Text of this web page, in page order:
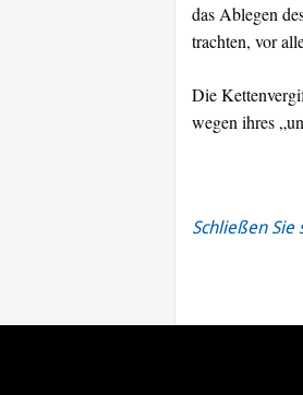
das Ablegen
trachten, vor
Die
wegen ihres
Schließen Sie